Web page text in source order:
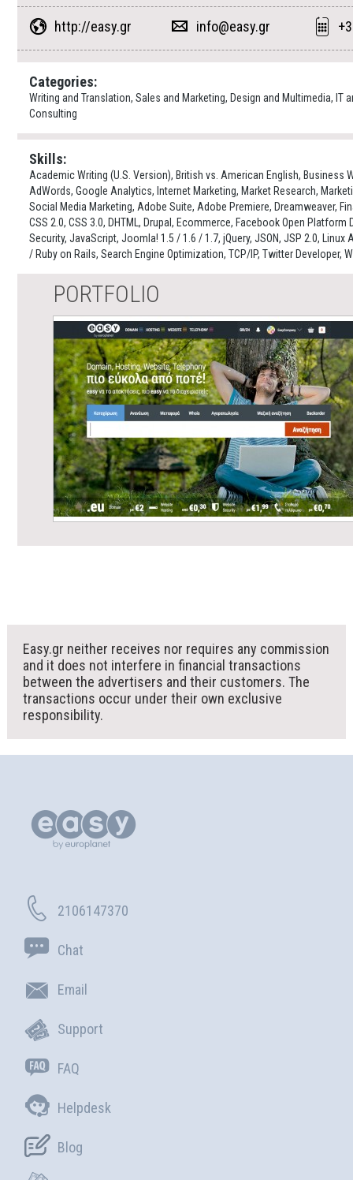
http://easy.gr info@easy.gr
Categories:
Writing and Translation, Sales and Marketing, Design and Multimedia,
Consulting
Skills:
Academic Writing (U.S. Version), British vs. American English, Business
AdWords, Google Analytics, Internet Marketing, Market Research,
Social Media Marketing, Adobe Suite, Adobe Premiere, Dreamweaver,
CSS 2.0, CSS 3.0, DHTML, Drupal, Ecommerce, Facebook Open
Security, JavaScript, Joomla! 1.5 / 1.6 / 1.7, jQuery, JSON, JSP 2.0,
/ Ruby on Rails, Search Engine Optimization, TCP/IP, Twitter Developer,
PORTFOLIO
Easy.gr neither receives nor requires any commission
and it does not interfere in financial transactions
between the advertisers and their customers. The
transactions occur under their own exclusive
responsibility.
2106147370
Chat
Email
Support
FAQ
Helpdesk
Blog